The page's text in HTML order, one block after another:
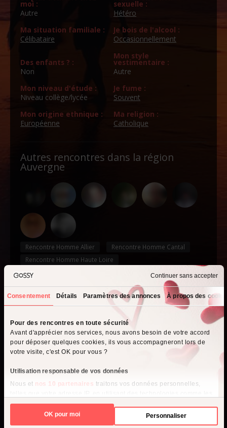
Continuer sans accepter
Consentement Détails Paramètres des annonces À propos des
Pour des rencontres en toute sécurité
Avant d'apprécier nos services, nous avons besoin de votre accord
pour déposer quelques cookies, ils vous accompagneront lors de
votre visite, c'est OK pour vous ?
Utilisation responsable de vos données
Nous et nos 10 partenaires traitons vos données personnelles,
cookies pour stocker et accéder à des informations sur votre
appareil, afin de diffuser des publicités et du contenu personnalisés,
d'effectuer des mesures de performance des publicités et du contenu,
OK pour moi Personnaliser
moi :
Autre
sexuelle :
Hétéro
Ma situation familiale :
Célibataire
Je bois de l'alcool :
Occasionnellement
Des enfants ? :
Non
Mon style
vestimentaire :
Autre
Mon niveau d'étude :
Niveau collège/lycée
Je fume :
Souvent
Mon origine ethnique :
Européenne
Ma religion :
Catholique
Autres rencontres dans la région
Auvergne
Rencontre Homme Allier
Rencontre Homme Cantal
Rencontre Homme Haute Loire
Rencontre Homme Puy de Dôme
Rencontre Homme Saint-Flour
Que recherchez-vous ?
Je cherche un homme
Je cherche une femme